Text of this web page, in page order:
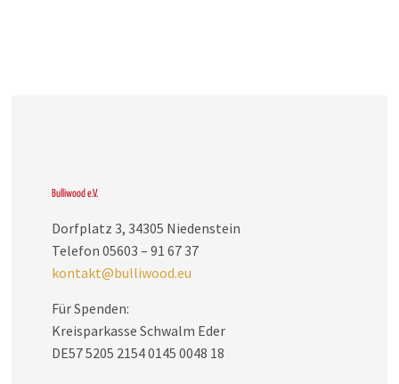
Bulliwood e.V.
Dorfplatz 3, 34305 Niedenstein
Telefon 05603 – 91 67 37
kontakt@bulliwood.eu
Für Spenden:
Kreisparkasse Schwalm Eder
DE57 5205 2154 0145 0048 18